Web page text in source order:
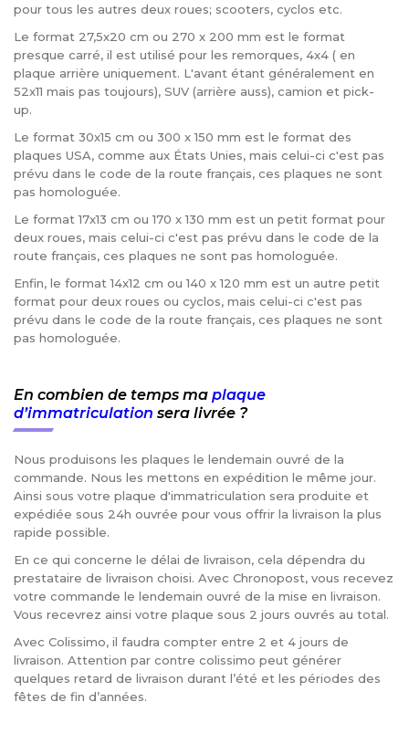
pour tous les autres deux roues; scooters, cyclos etc.
Le format 27,5x20 cm ou 270 x 200 mm est le format
presque carré, il est utilisé pour les remorques, 4x4 ( en
plaque arrière uniquement. L'avant étant généralement en
52x11 mais pas toujours), SUV (arrière auss), camion et pick-
up.
Le format 30x15 cm ou 300 x 150 mm est le format des
plaques USA, comme aux États Unies, mais celui-ci c'est pas
prévu dans le code de la route français, ces plaques ne sont
pas homologuée.
Le format 17x13 cm ou 170 x 130 mm est un petit format pour
deux roues, mais celui-ci c'est pas prévu dans le code de la
route français, ces plaques ne sont pas homologuée.
Enfin, le format 14x12 cm ou 140 x 120 mm est un autre petit
format pour deux roues ou cyclos, mais celui-ci c'est pas
prévu dans le code de la route français, ces plaques ne sont
pas homologuée.
En combien de temps ma plaque
d’immatriculation sera livrée ?
Nous produisons les plaques le lendemain ouvré de la
commande. Nous les mettons en expédition le même jour.
Ainsi sous votre plaque d'immatriculation sera produite et
expédiée sous 24h ouvrée pour vous offrir la livraison la plus
rapide possible.
En ce qui concerne le délai de livraison, cela dépendra du
prestataire de livraison choisi. Avec Chronopost, vous recevez
votre commande le lendemain ouvré de la mise en livraison.
Vous recevrez ainsi votre plaque sous 2 jours ouvrés au total.
Avec Colissimo, il faudra compter entre 2 et 4 jours de
livraison. Attention par contre colissimo peut générer
quelques retard de livraison durant l’été et les périodes des
fêtes de fin d’années.